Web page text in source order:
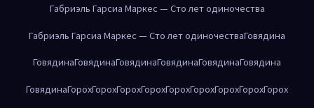
Габриэль Гарсиа Маркес — Сто лет одиночества
Габриэль Гарсиа Маркес — Сто лет одиночестваГовядина
ГовядинаГовядинаГовядинаГовядинаГовядинаГовядина
ГовядинаГорохГорохГорохГорохГорохГорохГорохГорохГорох